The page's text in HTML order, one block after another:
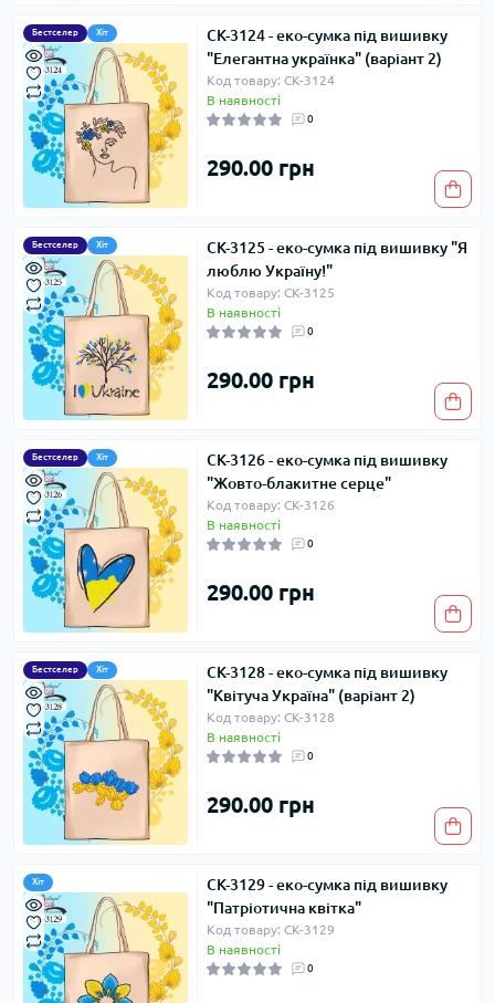
Бестселер Хіт
СК-3124 - еко-сумка під вишивку
"Елегантна українка" (варіант 2)
Код товару: СК-3124
В наявності
0
290.00 грн
Бестселер Хіт
СК-3125 - еко-сумка під вишивку "Я
люблю Україну!"
Код товару: СК-3125
В наявності
0
290.00 грн
Бестселер Хіт
СК-3126 - еко-сумка під вишивку
"Жовто-блакитне серце"
Код товару: СК-3126
В наявності
0
290.00 грн
Бестселер Хіт
СК-3128 - еко-сумка під вишивку
"Квітуча Україна" (варіант 2)
Код товару: СК-3128
В наявності
0
290.00 грн
Хіт
СК-3129 - еко-сумка під вишивку
"Патріотична квітка"
Код товару: СК-3129
В наявності
0